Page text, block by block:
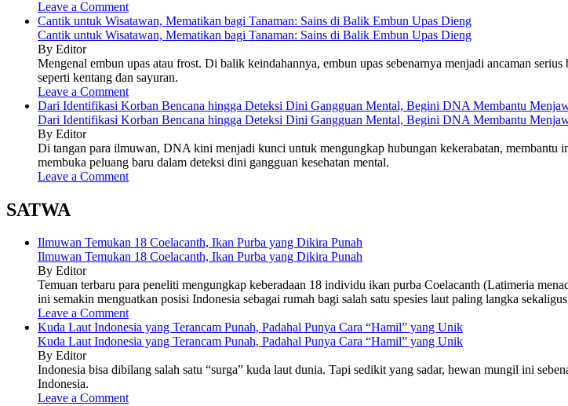
Leave a Comment
Cantik untuk Wisatawan, Mematikan bagi Tanaman: Sains di Balik Embun Upas Dieng
Cantik untuk Wisatawan, Mematikan bagi Tanaman: Sains di Balik Embun Upas Dieng
By Editor
Mengenal embun upas atau frost. Di balik keindahannya, embun upas sebenarnya menjadi ancaman
seperti kentang dan sayuran.
Leave a Comment
Dari Identifikasi Korban Bencana hingga Deteksi Dini Gangguan Mental, Begini DNA Membantu
Dari Identifikasi Korban Bencana hingga Deteksi Dini Gangguan Mental, Begini DNA Membantu
By Editor
Di tangan para ilmuwan, DNA kini menjadi kunci untuk mengungkap hubungan kekerabatan, membantu
membuka peluang baru dalam deteksi dini gangguan kesehatan mental.
Leave a Comment
SATWA
Ilmuwan Temukan 18 Coelacanth, Ikan Purba yang Dikira Punah
Ilmuwan Temukan 18 Coelacanth, Ikan Purba yang Dikira Punah
By Editor
Temuan terbaru para peneliti mengungkap keberadaan 18 individu ikan purba Coelacanth (Latimeria
ini semakin menguatkan posisi Indonesia sebagai rumah bagi salah satu spesies laut paling langka
Leave a Comment
Kuda Laut Indonesia yang Terancam Punah, Padahal Punya Cara “Hamil” yang Unik
Kuda Laut Indonesia yang Terancam Punah, Padahal Punya Cara “Hamil” yang Unik
By Editor
Indonesia bisa dibilang salah satu “surga” kuda laut dunia. Tapi sedikit yang sadar, hewan mungil ini
Indonesia.
Leave a Comment